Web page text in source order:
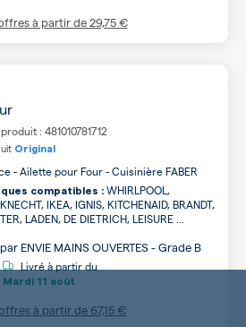
à partir de29,75 €
: 481010781712
Original
- Ailette pour Four - Cuisinière FABER
compatibles : WHIRLPOOL,
IKEA, IGNIS, KITCHENAID, BRANDT,
LADEN, DE DIETRICH, LEISURE ...
par ENVIE MAINS OUVERTES - Grade B
Livré à partir du
Mardi 11 août
à partir de 67,15 €